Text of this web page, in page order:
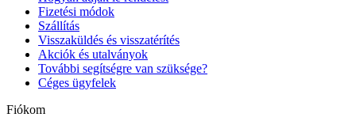
Fizetési módok
Szállítás
Visszaküldés és visszatérítés
Akciók és utalványok
További segítségre van szüksége?
Céges ügyfelek
Fiókom